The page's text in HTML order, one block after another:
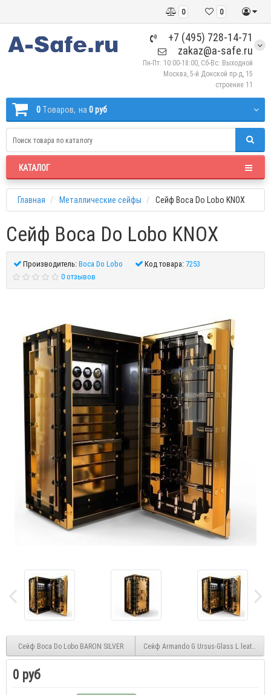
0
0
+7 (495) 728-14-71
zakaz@a-safe.ru
Пн-Пт: 10:00-18:00, Сб-Вс: Выходной
Москва, 5-й Донской пр-д, 15
строение 11
0 Tоваров, на 0 руб
КАТАЛОГ
Главная Металлические сейфы Сейф Boca Do Lobo KNOX
Сейф Boca Do Lobo KNOX
Производитель:Boca Do Lobo Код товара:7253
0 отзывов
Сейф Boca Do Lobo BARON SILVER Сейф Armando G Ursus-Glass L leather
0 руб